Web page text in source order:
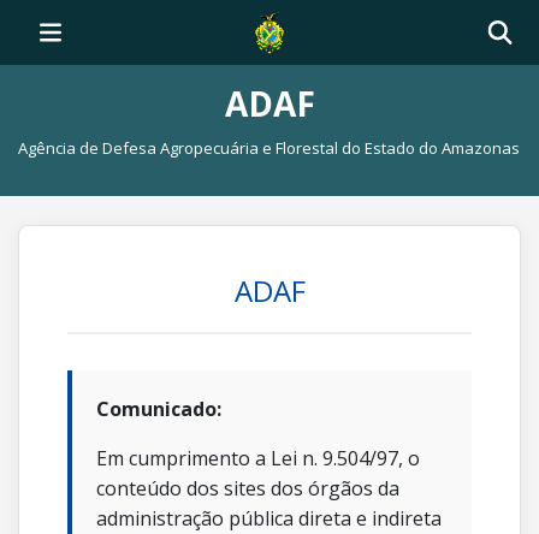
ADAF
Agência de Defesa Agropecuária e Florestal do Estado do Amazonas
ADAF
Comunicado:
Em cumprimento a Lei n. 9.504/97, o
conteúdo dos sites dos órgãos da
administração pública direta e indireta